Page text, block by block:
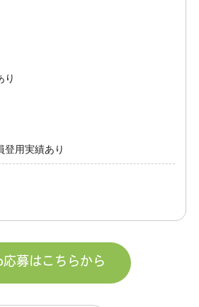
り
用実績あり
応募はこちらから